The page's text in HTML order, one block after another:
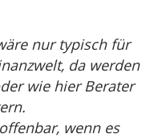
nur typisch für
da werden
wie hier Berater
wenn es